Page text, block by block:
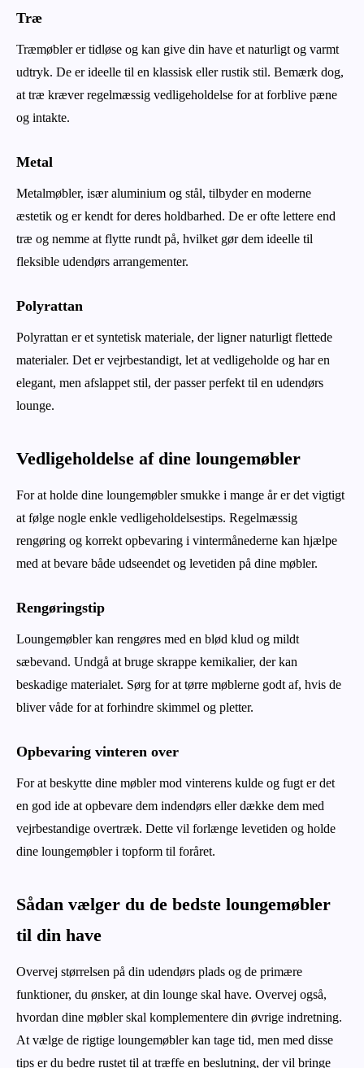
Træ
Træmøbler er tidløse og kan give din have et naturligt og varmt
udtryk. De er ideelle til en klassisk eller rustik stil. Bemærk dog,
at træ kræver regelmæssig vedligeholdelse for at forblive pæne
og intakte.
Metal
Metalmøbler, især aluminium og stål, tilbyder en moderne
æstetik og er kendt for deres holdbarhed. De er ofte lettere end
træ og nemme at flytte rundt på, hvilket gør dem ideelle til
fleksible udendørs arrangementer.
Polyrattan
Polyrattan er et syntetisk materiale, der ligner naturligt flettede
materialer. Det er vejrbestandigt, let at vedligeholde og har en
elegant, men afslappet stil, der passer perfekt til en udendørs
lounge.
Vedligeholdelse af dine loungemøbler
For at holde dine loungemøbler smukke i mange år er det vigtigt
at følge nogle enkle vedligeholdelsestips. Regelmæssig
rengøring og korrekt opbevaring i vintermånederne kan hjælpe
med at bevare både udseendet og levetiden på dine møbler.
Rengøringstip
Loungemøbler kan rengøres med en blød klud og mildt
sæbevand. Undgå at bruge skrappe kemikalier, der kan
beskadige materialet. Sørg for at tørre møblerne godt af, hvis de
bliver våde for at forhindre skimmel og pletter.
Opbevaring vinteren over
For at beskytte dine møbler mod vinterens kulde og fugt er det
en god ide at opbevare dem indendørs eller dække dem med
vejrbestandige overtræk. Dette vil forlænge levetiden og holde
dine loungemøbler i topform til foråret.
Sådan vælger du de bedste loungemøbler
til din have
Overvej størrelsen på din udendørs plads og de primære
funktioner, du ønsker, at din lounge skal have. Overvej også,
hvordan dine møbler skal komplementere din øvrige indretning.
At vælge de rigtige loungemøbler kan tage tid, men med disse
tips er du bedre rustet til at træffe en beslutning, der vil bringe